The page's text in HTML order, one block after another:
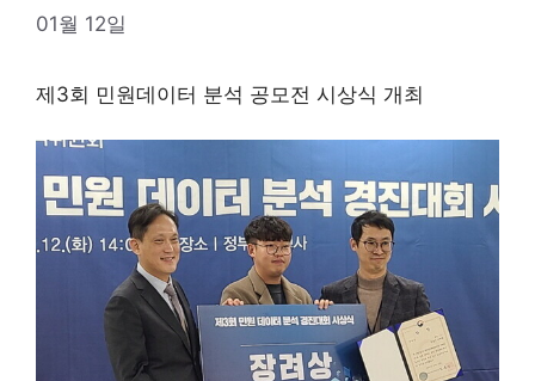
01월 12일
제3회 민원데이터 분석 공모전 시상식 개최